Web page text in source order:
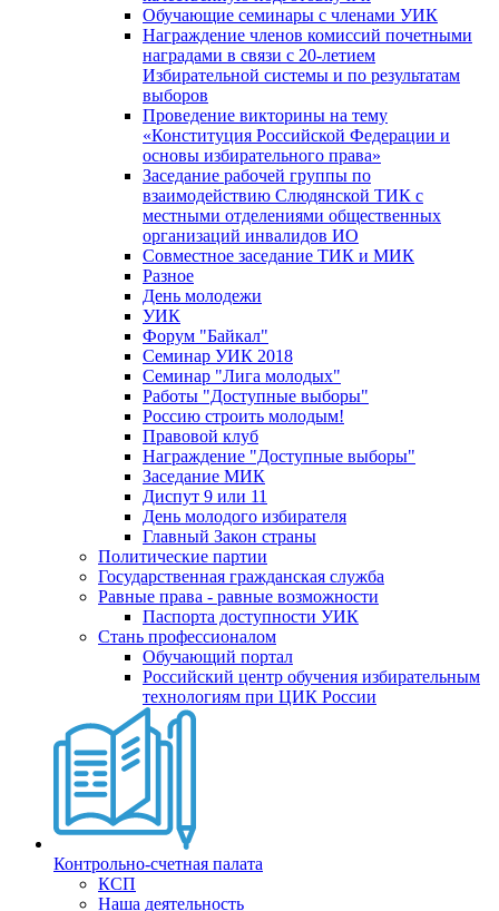
Обучающие семинары с членами УИК
Награждение членов комиссий почетными
наградами в связи с 20-летием
Избирательной системы и по результатам
выборов
Проведение викторины на тему
«Конституция Российской Федерации и
основы избирательного права»
Заседание рабочей группы по
взаимодействию Слюдянской ТИК с
местными отделениями общественных
организаций инвалидов ИО
Совместное заседание ТИК и МИК
Разное
День молодежи
УИК
Форум "Байкал"
Семинар УИК 2018
Семинар "Лига молодых"
Работы "Доступные выборы"
Россию строить молодым!
Правовой клуб
Награждение "Доступные выборы"
Заседание МИК
Диспут 9 или 11
День молодого избирателя
Главный Закон страны
Политические партии
Государственная гражданская служба
Равные права - равные возможности
Паспорта доступности УИК
Стань профессионалом
Обучающий портал
Российский центр обучения избирательным
технологиям при ЦИК России
Контрольно-счетная палата
КСП
Наша деятельность